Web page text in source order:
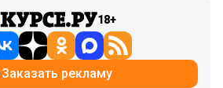
18+
Заказать рекламу